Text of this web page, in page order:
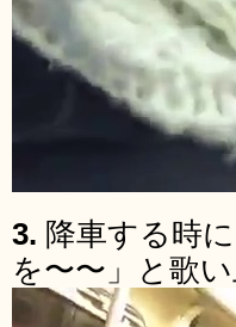
3. 降車する時
を〜〜」と歌